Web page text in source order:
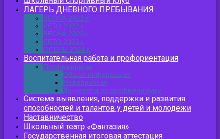
ЛАГЕРЬ ДНЕВНОГО ПРЕБЫВАНИЯ
ВЕСНА 2022 г.
ЛЕТО 2022 г.
ВЕСНА 2023 г.
ЛЕТО 2023 г.
ОСЕНЬ 2024 г.
Воспитательная работа и профориентация
Профминимум
Общая информация
Мероприятия
Документы по профминимуму
Система выявления, поддержки и развития
способностей и талантов у детей и молодежи
Наставничество
Школьный театр «Фантазия»
Государственная итоговая аттестация